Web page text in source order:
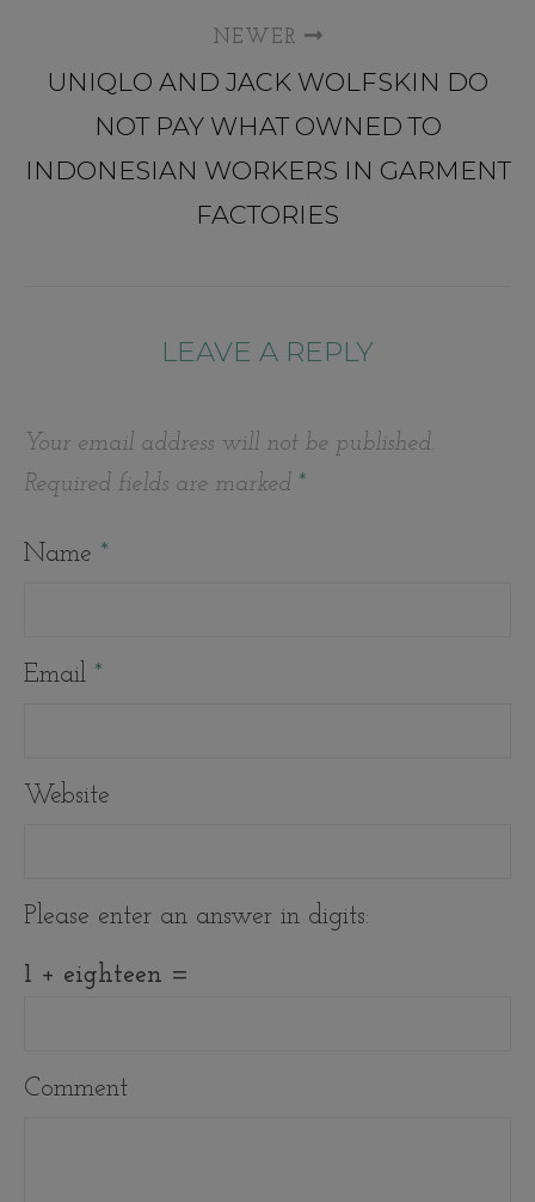
NEWER
UNIQLO AND JACK WOLFSKIN DO
NOT PAY WHAT OWNED TO
INDONESIAN WORKERS IN GARMENT
FACTORIES
LEAVE A REPLY
Your email address will not be published.
Required fields are marked *
Name *
Email *
Website
Please enter an answer in digits:
1 + eighteen =
Comment